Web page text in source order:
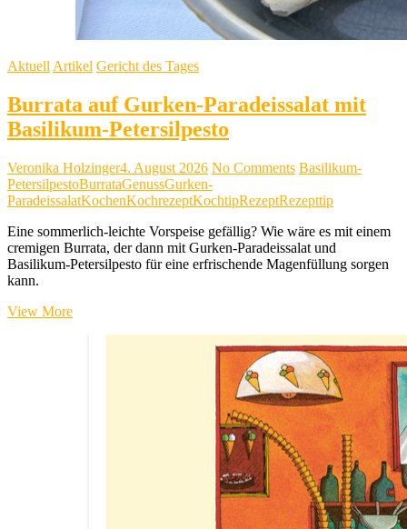
Aktuell Artikel Gericht des Tages
Burrata auf Gurken-Paradeissalat mit
Basilikum-Petersilpesto
Veronika Holzinger4. August 2026 No Comments Basilikum-
PetersilpestoBurrataGenussGurken-
ParadeissalatKochenKochrezeptKochtipRezeptRezepttip
Eine sommerlich-leichte Vorspeise gefällig? Wie wäre es mit einem
cremigen Burrata, der dann mit Gurken-Paradeissalat und
Basilikum-Petersilpesto für eine erfrischende Magenfüllung sorgen
kann.
View MoreBurrata